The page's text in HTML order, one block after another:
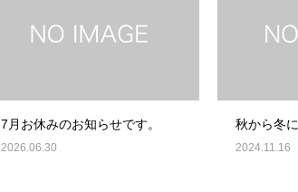
7月お休みのお知らせです。
2026.06.30
秋から冬に
2024.11.16